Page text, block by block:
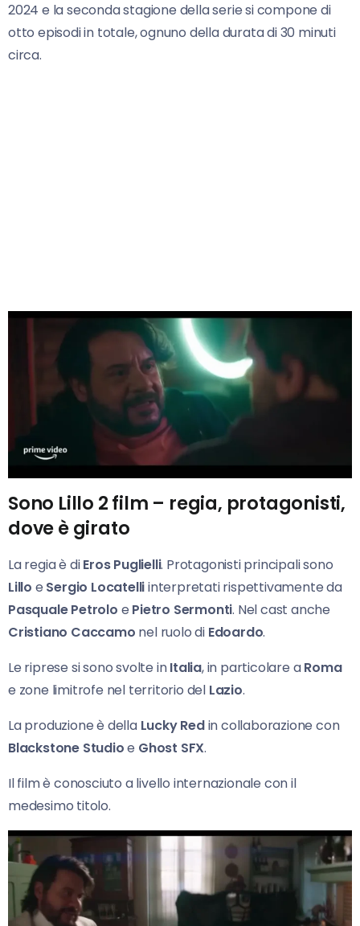
2024 e la seconda stagione della serie si compone di
otto episodi in totale, ognuno della durata di 30 minuti
circa.
Sono Lillo 2 film – regia, protagonisti,
dove è girato
La regia è diEros Puglielli. Protagonisti principali sono
Lillo e Sergio Locatelliinterpretati rispettivamente da
Pasquale Petrolo e Pietro Sermonti. Nel cast anche
Cristiano Caccamo nel ruolo di Edoardo.
Le riprese si sono svolte inItalia, in particolare aRoma
e zone limitrofe nel territorio del Lazio.
La produzione è della Lucky Redin collaborazione con
Blackstone Studioe Ghost SFX.
Il film è conosciuto a livello internazionale con il
medesimo titolo.